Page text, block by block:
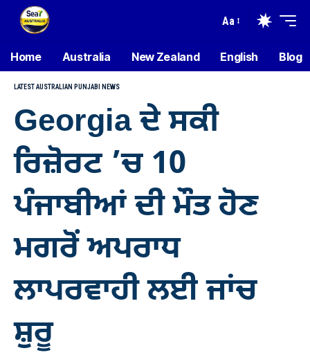
Aa
Home Australia New Zealand English Blog
LATEST AUSTRALIAN PUNJABI NEWS
Georgia ਦੇ ਸਕੀ
ਰਿਜ਼ੋਰਟ ’ਚ 10
ਪੰਜਾਬੀਆਂ ਦੀ ਮੌਤ ਹੋਣ
ਮਗਰੋਂ ਅਪਰਾਧ
ਲਾਪਰਵਾਹੀ ਲਈ ਜਾਂਚ
ਸ਼ੁਰੂ